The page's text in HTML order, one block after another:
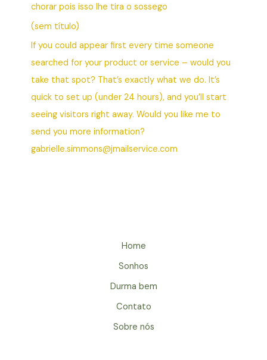
chorar pois isso lhe tira o sossego
(sem título)
If you could appear first every time someone
searched for your product or service – would you
take that spot? That’s exactly what we do. It’s
quick to set up (under 24 hours), and you’ll start
seeing visitors right away. Would you like me to
send you more information?
gabrielle.simmons@jmailservice.com
Home
Sonhos
Durma bem
Contato
Sobre nós